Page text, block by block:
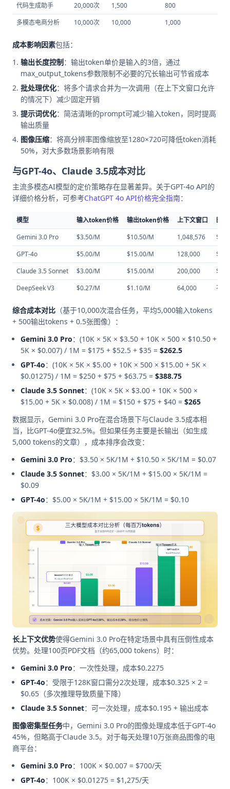
代码生成助手
20,000次 1,500 800
多模态电商分析
10,000次 10,000 1,000
成本影响因素包括：
输出长度控制：输出token单价是输入的3倍，通过
max_output_tokens参数限制不必要的冗长输出可节省成本
批处理优化：将多个请求合并为一次调用（在上下文窗口允许
的情况下）减少固定开销
提示词优化：简洁清晰的prompt可减少输入token，同时提高
输出质量
图像压缩：将高分辨率图像缩放至1280×720可降低token消耗
50%，对大多数场景影响有限
与GPT-4o、Claude 3.5成本对比
主流多模态AI模型的定价策略存在显著差异。关于GPT-4o API的
详细价格分析，可参考ChatGPT 4o API价格完全指南：
模型 输入token价格 输出token价格 上下文窗口
图
Gemini 3.0 Pro
$3.50/M $10.50/M 1,048,576
GPT-4o
$5.00/M $15.00/M 128,000
Claude 3.5 Sonnet
$3.00/M $15.00/M 200,000
DeepSeek V3
$0.27/M $1.10/M 64,000 不支
综合成本对比 （基于10,000次混合任务，平均5,000输入tokens
+ 500输出tokens + 0.5张图像）：
Gemini 3.0 Pro：(10K × 5K × $3.50 + 10K × 500 × $10.50 +
5K × $0.007) / 1M = $175 + $52.5 + $35 = $262.5
GPT-4o：(10K × 5K × $5.00 + 10K × 500 × $15.00 + 5K ×
$0.01275) / 1M = $250 + $75 + $63.75 = $388.75
Claude 3.5 Sonnet：(10K × 5K × $3.00 + 10K × 500 ×
$15.00 + 5K × $0.008) / 1M = $150 + $75 + $40 = $265
数据显示，Gemini 3.0 Pro在混合场景下与Claude 3.5成本相
当，比GPT-4o便宜32.5%。但如果任务主要是长输出（如生成
5,000 tokens的文章），成本排序会改变：
Gemini 3.0 Pro：$3.50 × 5K/1M + $10.50 × 5K/1M = $0.07
Claude 3.5 Sonnet：$3.00 × 5K/1M + $15.00 × 5K/1M =
$0.09
GPT-4o：$5.00 × 5K/1M + $15.00 × 5K/1M = $0.10
长上下文优势使得Gemini 3.0 Pro在特定场景中具有压倒性成本
优势。处理100页PDF文档（约65,000 tokens）时：
Gemini 3.0 Pro：一次性处理，成本$0.2275
GPT-4o：受限于128K窗口需分2次处理，成本$0.325 × 2 =
$0.65（多次推理导致质量下降）
Claude 3.5 Sonnet：可一次处理，成本$0.195 + 输出成本
图像密集型任务中，Gemini 3.0 Pro的图像处理成本低于GPT-4o
45%，但略高于Claude 3.5。对于每天处理10万张商品图像的电
商平台：
Gemini 3.0 Pro：100K × $0.007 = $700/天
GPT-4o：100K × $0.01275 = $1,275/天